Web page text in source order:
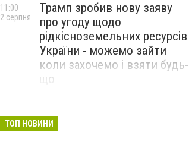
Трамп зробив нову заяву
про угоду щодо
рідкісноземельних ресурсів
України - можемо зайти
коли захочемо і взяти будь-
що
11:00
2 серпня
призов”: ДБР проводить
31 липня
ТОП НОВИНИ